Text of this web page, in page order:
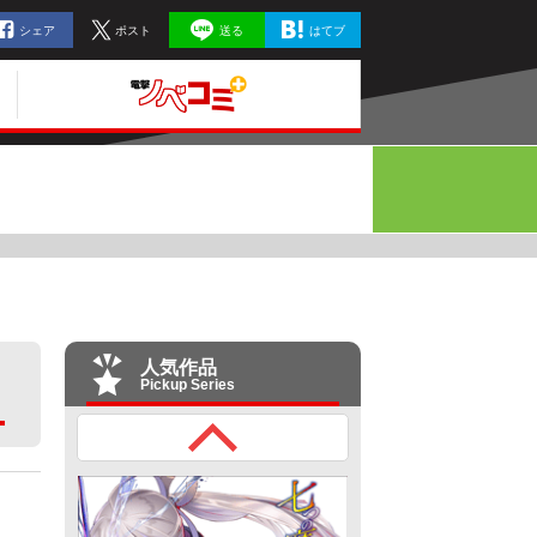
シェア ポスト 送る はてブ
人気作品
Pickup Series